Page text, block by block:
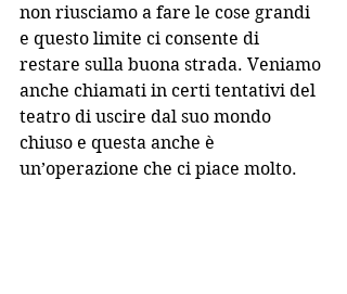
non riusciamo a fare le cose grandi
e questo limite ci consente di
restare sulla buona strada. Veniamo
anche chiamati in certi tentativi del
teatro di uscire dal suo mondo
chiuso e questa anche è
un’operazione che ci piace molto.